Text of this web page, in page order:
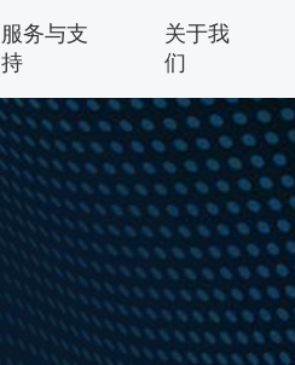
服务与支
持
关于我
们